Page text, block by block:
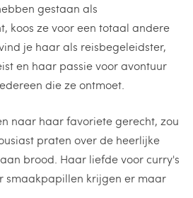
gestaan als
koos ze voor een totaal andere
je haar als reisbegeleidster,
en haar passie voor avontuur
die ze ontmoet.
naar haar favoriete gerecht, zou
praten over de heerlijke
brood. Haar liefde voor curry's
smaakpapillen krijgen er maar